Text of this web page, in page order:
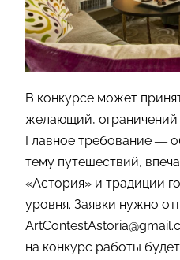
В конкурсе может
желающий, ограничений
Главное требование —
тему путешествий,
«Астория» и традиции
уровня. Заявки нужно
на конкурс работы